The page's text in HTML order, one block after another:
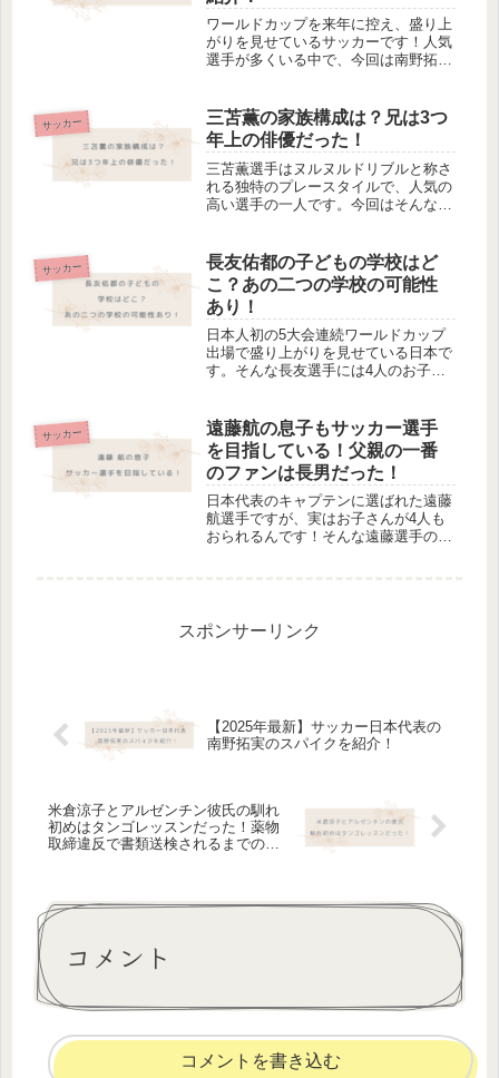
ワールドカップを来年に控え、盛り上
がりを見せているサッカーです！人気
選手が多くいる中で、今回は南野拓実
はぜひご覧ください。南野拓実の愛用
スパイクadidas Predato...
サッカー
三苫薫の家族構成は？兄は3つ
年上の俳優だった！
三苫薫選手はヌルヌルドリブルと称さ
れる独特のプレースタイルで、人気の
高い選手の一人です。今回はそんな三
さい。三苫薫の家族構成三苫薫公式
Instagramより三苫選手は両親と...
サッカー
長友佑都の子どもの学校はど
こ？あの二つの学校の可能性
あり！
日本人初の5大会連続ワールドカップ
出場で盛り上がりを見せている日本で
す。そんな長友選手には4人のお子さ
学校に通っているのでしょうか。気に
なる方はぜひ最後までご覧ください。
長...
サッカー
遠藤航の息子もサッカー選手
を目指している！父親の一番
のファンは長男だった！
日本代表のキャプテンに選ばれた遠藤
航選手ですが、実はお子さんが4人も
おられるんです！そんな遠藤選手の長
遠藤...
スポンサーリンク
【2025年最新】サッカー日本代表の
南野拓実のスパイクを紹介！
米倉涼子とアルゼンチン彼氏の馴れ
初めはタンゴレッスンだった！薬物
取締違反で書類送検されるまでの経
コメント
コメントを書き込む